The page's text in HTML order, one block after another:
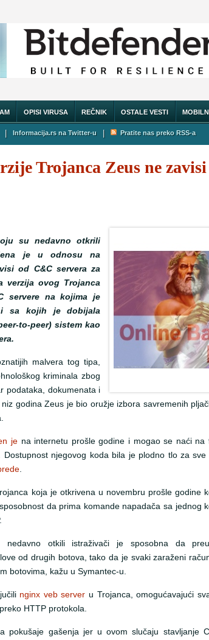
OPISI VIRUSA REČNIK OSTALE VESTI
| Informacija.rs na Twitter-u | Pratite nas preko RSS-a
Trojanca Zeus ne zavisi
su nedavno otkrili
je u odnosu na
od C&C servera za
verzija ovog Trojanca
servere na kojima je
i sa kojih je dobijala
to-peer) sistem kao
malvera tog tipa,
kriminala zbog
podataka, dokumenata i
godina Zeus je bio oružje izbora savremenih
je na internetu prošle godine i mogao se naći na
Dostupnost njegovog koda bila je plodno tlo za
.
koja je otkrivena u novembru prošle godine
da prima komande napadača sa jednog
otkili istraživači je sposobna da
od drugih botova, tako da je svaki zaraženi
botovima, kažu u Symantec-u.
nginx veb server u Trojanca, omogućavajući
HTTP protokola.
pokušaje gašenja jer u ovom slučaju stavljanje